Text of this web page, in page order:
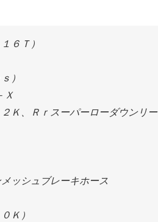
６Ｔ）
）
Ｘ
Ｋ、Ｒｒスーパーローダウンリー
ッシュブレーキホース
Ｋ）